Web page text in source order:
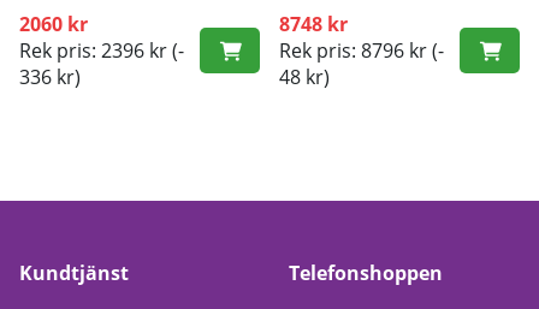
2060 kr
Rek pris: 2396 kr(-
336 kr)
8748 kr
Rek pris: 8796 kr(-
48 kr)
Kundtjänst
Telefonshoppen